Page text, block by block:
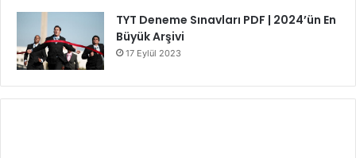
TYT Deneme Sınavları PDF | 2024’ün En
Büyük Arşivi
17 Eylül 2023